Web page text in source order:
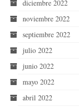
diciembre 2022
noviembre 2022
septiembre 2022
julio 2022
junio 2022
mayo 2022
abril 2022